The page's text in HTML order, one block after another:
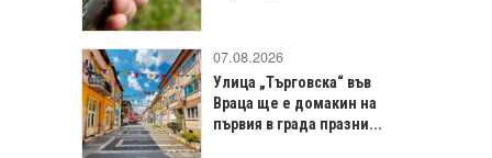
07.08.2026
Улица „Търговска“ във
Враца щe е домакин на
първия в града празни...